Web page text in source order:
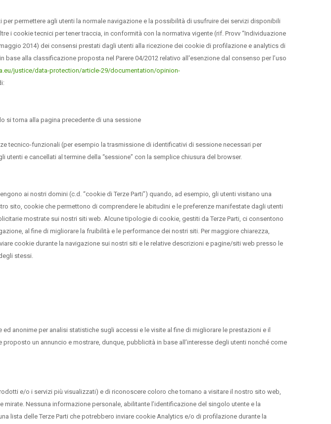
permettere agli utenti la normale navigazione e la possibilità di usufruire dei servizi disponibili
i cookie tecnici per tener traccia, in conformità con la normativa vigente (rif. Provv “Individuazione
2014) dei consensi prestati dagli utenti alla ricezione dei cookie di profilazione e analytics di
alla classificazione proposta nel Parere 04/2012 relativo all'esenzione dal consenso per l’uso
justice/data-protection/article-29/documentation/opinion-
si torna alla pagina precedente di una sessione
tecnico-funzionali (per esempio la trasmissione di identificativi di sessione necessari per
e cancellati al termine della “sessione” con la semplice chiusura del browser.
ai nostri domini (c.d. “cookie di Terze Parti”) quando, ad esempio, gli utenti visitano una
sito, cookie che permettono di comprendere le abitudini e le preferenze manifestate dagli utenti
mostrate sui nostri siti web. Alcune tipologie di cookie, gestiti da Terze Parti, ci consentono
al fine di migliorare la fruibilità e le performance dei nostri siti. Per maggiore chiarezza,
cookie durante la navigazione sui nostri siti e le relative descrizioni e pagine/siti web presso le
stessi.
anonime per analisi statistiche sugli accessi e le visite al fine di migliorare le prestazioni e il
un annuncio e mostrare, dunque, pubblicità in base all’interesse degli utenti nonché come
e/o i servizi più visualizzati) e di riconoscere coloro che tornano a visitare il nostro sito web,
Nessuna informazione personale, abilitante l’identificazione del singolo utente e la
lista delle Terze Parti che potrebbero inviare cookie Analytics e/o di profilazione durante la